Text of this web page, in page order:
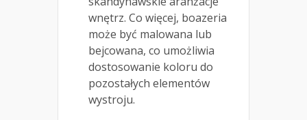
wnętrz. Co więcej, boazeria
może być malowana lub
bejcowana, co umożliwia
dostosowanie koloru do
pozostałych elementów
wystroju.